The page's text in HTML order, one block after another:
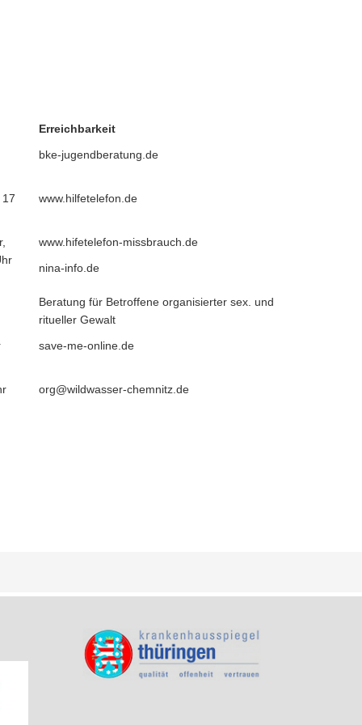
Erreichbarkeit
bke-jugendberatung.de
www.hilfetelefon.de
www.hifetelefon-missbrauch.de
nina-info.de
Beratung für Betroffene organisierter sex. und
ritueller Gewalt
save-me-online.de
org@wildwasser-chemnitz.de